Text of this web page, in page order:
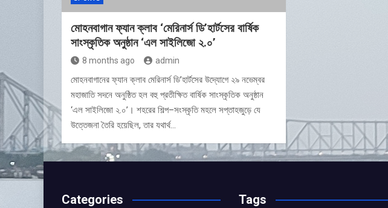
মোহনবাগান ফ্যান ক্লাব ‘মেরিনার্স ডি’হার্টসের বার্ষিক
সাংস্কৃতিক অনুষ্ঠান ‘এল সাইলিজো ২.০’
8 months ago admin
মোহনবাগানের ফ্যান ক্লাব মেরিনার্স ডি’হার্টসের উদ্যোগে ২৯ নভেম্বর
মহাজাতি সদনে অনুষ্ঠিত হল বহু প্রতীক্ষিত বার্ষিক সাংস্কৃতিক অনুষ্ঠান
‘এল সাইলিজো ২.০’। শহরের শিল্প–সংস্কৃতি মহলে সপ্তাহজুড়ে যে
উত্তেজনা তৈরি হয়েছিল, তার যথার্থ…
Categories Tags